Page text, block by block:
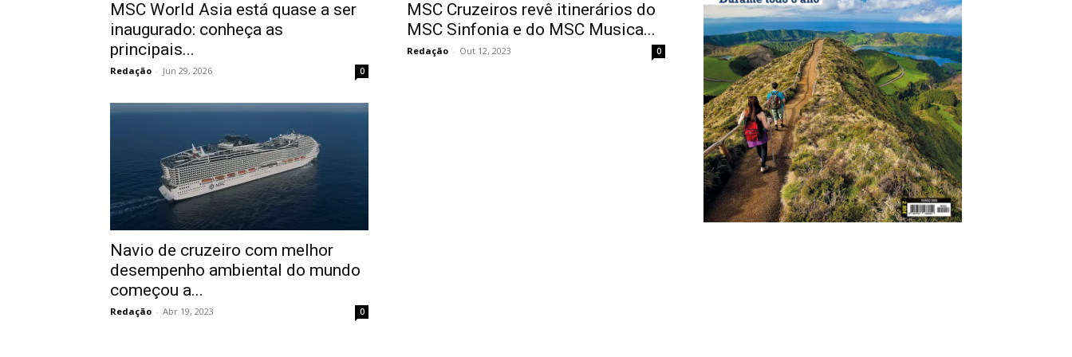
MSC World Asia está quase a ser
inaugurado: conheça as
principais...
Redação - Jun 29, 2026 0
MSC Cruzeiros revê itinerários do
MSC Sinfonia e do MSC Musica...
Redação - Out 12, 2023 0
Navio de cruzeiro com melhor
desempenho ambiental do mundo
começou a...
Redação - Abr 19, 2023 0